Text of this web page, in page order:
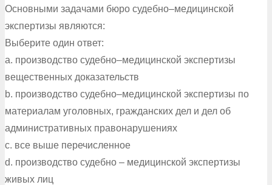
Основными задачами бюро судебно–медицинской
экспертизы являются:
Выберите один ответ:
a. производство судебно–медицинской экспертизы
вещественных доказательств
b. производство судебно–медицинской экспертизы по
материалам уголовных, гражданских дел и дел об
административных правонарушениях
c. все выше перечисленное
d. производство судебно – медицинской экспертизы
живых лиц